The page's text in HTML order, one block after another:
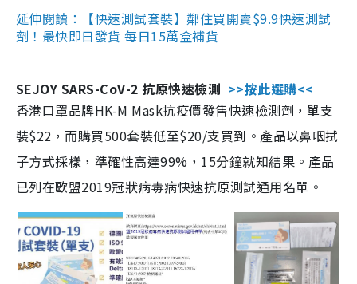
延伸閱讀：【快速測試套裝】鄰住買開賣$9.9快速測試
劑！最快即日發貨 每日15萬盒補貨
SEJOY SARS-CoV-2 抗原快速檢測 >>按此選購<<
香港口罩品牌HK-M Mask抗疫價發售快速檢測劑，單支
裝$22，而購買500套裝低至$20/支買到。產品以鼻咽拭
子方式採樣，準確性高達99%，15分鐘就知結果。產品
已列在歐盟2019冠狀病毒病快速抗原測試通用名單。